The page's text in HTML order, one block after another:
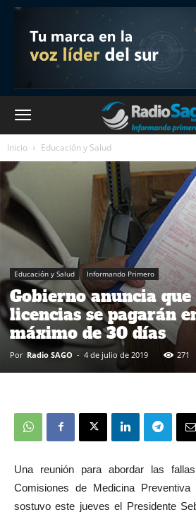
Inicio Educación y Salud
Educación y Salud Informando Primero
Gobierno anuncia que
licencias se pagarán
máximo de 30 días
Por Radio SAGO - 4 de julio de 2019 271
Una reunión para abordar las
Comisiones de Medicina
sostuvo este jueves el Presidente